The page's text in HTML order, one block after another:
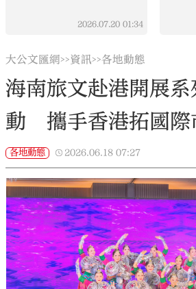
2026.07.20 01:34
大公文匯網>>資訊>>各地動態
海南旅文赴港開展
動 攜手香港拓國際
各地動態 2026.06.18 07:27